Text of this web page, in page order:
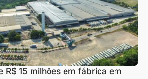
R$ 15 milhões em fábrica em